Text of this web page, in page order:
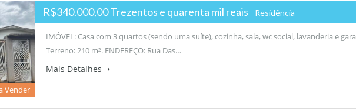
Vender
R$340.000,00 Trezentos e quarenta mil reais - Residência
IMÓVEL: Casa com 3 quartos (sendo uma suíte), cozinha, sala, wc social, lavanderia e
Terreno: 210 m². ENDEREÇO: Rua Das…
Mais Detalhes